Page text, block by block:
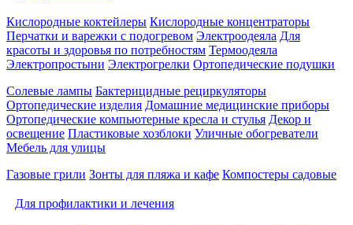
Кислородные коктейлеры Кислородные концентраторы
Перчатки и варежки с подогревом Электроодеяла Для
красоты и здоровья по потребностям Термоодеяла
Электропростыни Электрогрелки Ортопедические подушки
Солевые лампы Бактерицидные рециркуляторы
Ортопедические изделия Домашние медицинские приборы
Ортопедические компьютерные кресла и стулья Декор и
освещение Пластиковые хозблоки Уличные обогреватели
Мебель для улицы
Газовые грили Зонты для пляжа и кафе Компостеры садовые
Для профилактики и лечения